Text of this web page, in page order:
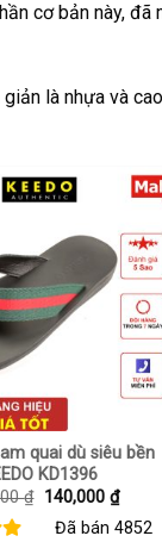
cơ bản này,
là nhựa và
quai dù siêu bền
KD1396
₫ Giá
là:
140,000 ₫Giá
hiện
tại
Đã bán 4852